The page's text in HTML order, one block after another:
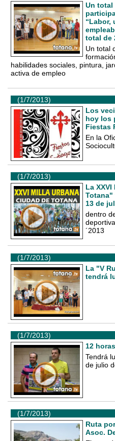
Un total
“Labor,
total de
Un total
habilidades sociales, pintura,
activa de empleo
(1/7/2013)
Los
hoy los
Fiestas
En la
(1/7/2013)
La
Totana"
13 de
dentro
´2013
(1/7/2013)
La "V
tendrá
(1/7/2013)
12
Tendrá
de julio
(1/7/2013)
Ruta
Asoc.